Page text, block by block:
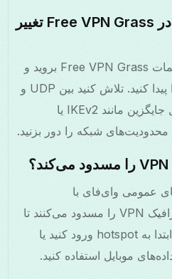
چگونه پروتکل VPN را در Free VPN Grass تغییر
اگر پشتیبانی می‌کند، به تنظیمات Free VPN Grass بروید و
گزینه‌های اتصال یا پروتکل را پیدا کنید. تلاش کنید بین UDP و
TCP تغییر دهید یا یک پروتکل جایگزین مانند IKEv2 یا
عمومی وای‌فای با
سیاست‌های سخت معمولاً ترافیک VPN را مسدود می‌کنند تا
شما وارد یک مرورگر شوید. ابتدا به hotspot ورود کنید یا